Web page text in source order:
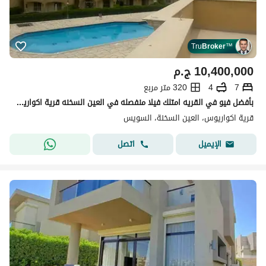
TruBroker™
ج.م10,400,000
7
4
320 متر مربع
بأفضل فيو في القريه امتلك فيلا منفصله في العين السخنه قرية اكواريوس متاح بالقريه جميع الخدمات منها حمامات سباحه ,مطاعم ,كافيهات, أكوا بارك للاطفال . . .
قرية اكواريوس، العين السخنة، السويس
الإيميل
اتصل